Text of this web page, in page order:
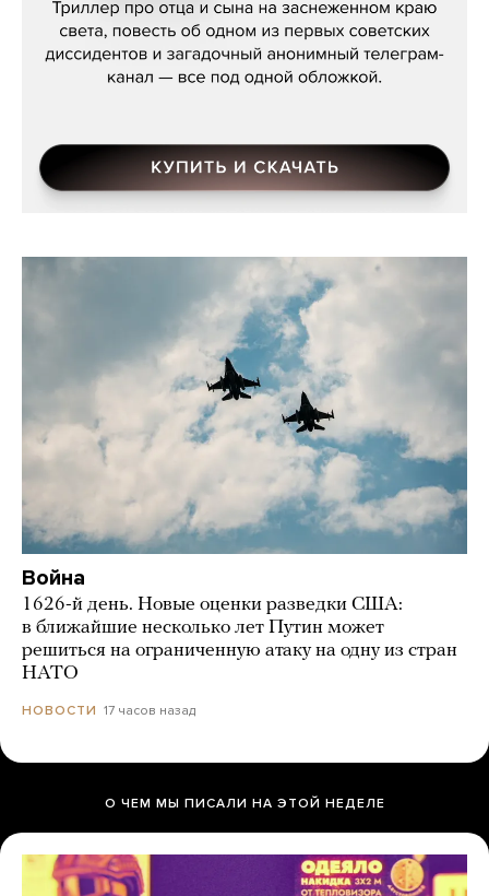
Война
1626-й день. Новые оценки разведки США:
в ближайшие несколько лет Путин может
решиться на ограниченную атаку на одну из стран
НАТО
НОВОСТИ 17 часов назад
О ЧЕМ МЫ ПИСАЛИ НА ЭТОЙ НЕДЕЛЕ